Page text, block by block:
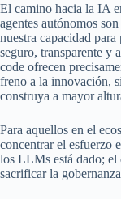
El camino hacia la IA
agentes autónomos
nuestra capacidad
seguro, transparente y
code ofrecen
freno a la innovación,
construya a mayor
Para aquellos en el
concentrar el esfuerzo
los LLMs está dado; el
sacrificar la